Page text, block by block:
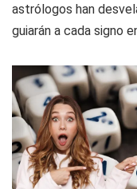
astrólogos han
guiarán a cada signo